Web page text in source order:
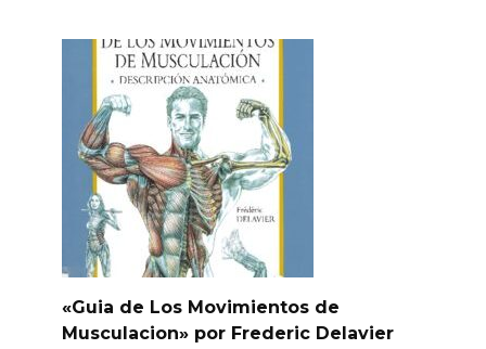
«Guia de Los Movimientos de
Musculacion» por Frederic Delavier